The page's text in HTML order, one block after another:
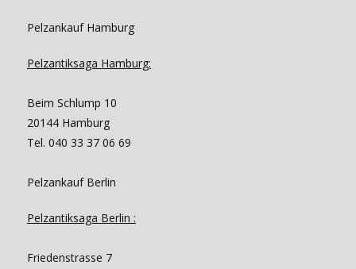
Pelzankauf Hamburg
Pelzantiksaga Hamburg:
Beim Schlump 10
20144 Hamburg
Tel. 040 33 37 06 69
Pelzankauf Berlin
Pelzantiksaga Berlin :
Friedenstrasse 7